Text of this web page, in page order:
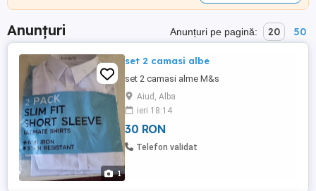
Anunțuri Anunțuri pe pagină: 20 50
1
set 2 camasi albe
set 2 camasi alme M&s
Aiud, Alba
ieri 18:14
30 RON
Telefon validat